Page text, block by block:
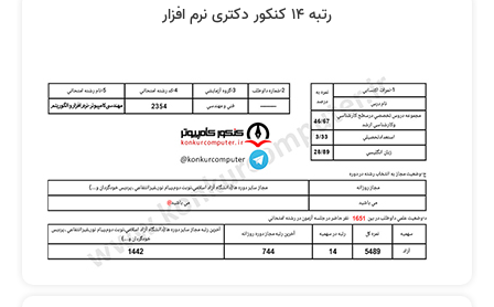
رتبه 14 کنکور دکتری نرم افزار